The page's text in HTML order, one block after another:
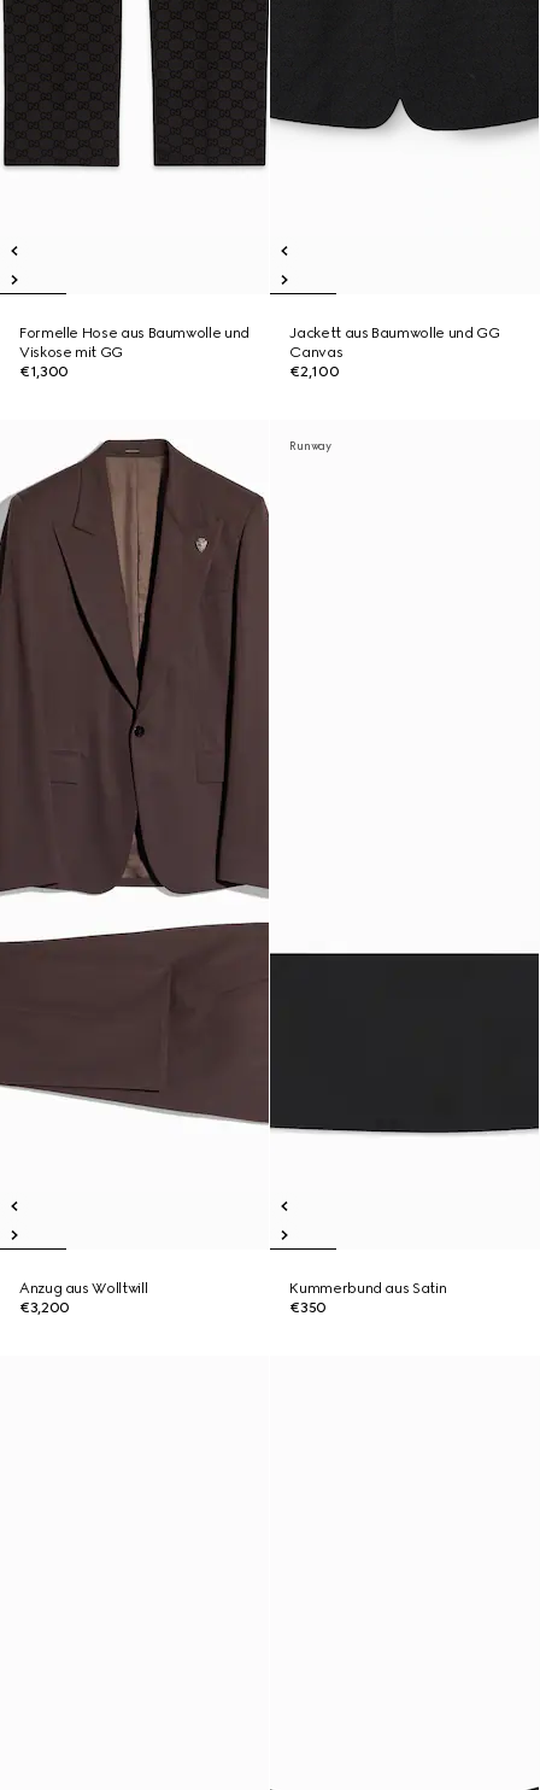
Formelle Hose aus Baumwolle und
Viskose mit GG
€1,300
Jackett aus Baumwolle und GG
Canvas
€2,100
Anzug aus Wolltwill
€3,200
Runway
Kummerbund aus Satin
€350